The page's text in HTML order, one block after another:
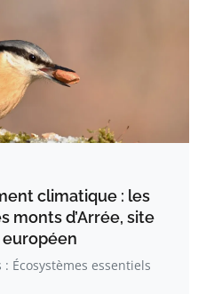
climatique : les
monts d’Arrée, site
: Écosystèmes essentiels